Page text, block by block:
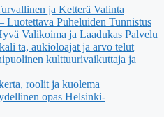
ja Ketterä Valinta
Luotettava Puheluiden Tunnistus
Valikoima ja Laadukas Palvelu
ta, aukioloajat ja arvo telut
kulttuurivaikuttaja ja
roolit ja kuolema
opas Helsinki-